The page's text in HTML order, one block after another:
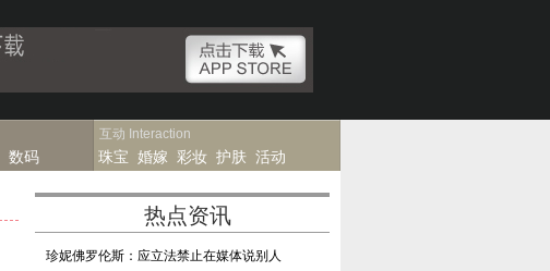
数码
互动 Interaction
珠宝 婚嫁 彩妆 护肤 活动
热点资讯
珍妮佛罗伦斯：应立法禁止在媒体说别人